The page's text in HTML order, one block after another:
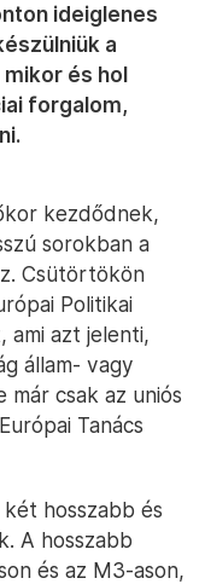
ideiglenes
a
és hol
forgalom,
kezdődnek,
sorokban a
Csütörtökön
Politikai
ami azt jelenti,
állam- vagy
csak az uniós
Tanács
hosszabb és
A hosszabb
és az M3-ason,